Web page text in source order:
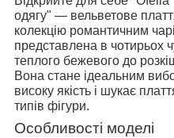
одягу" — вельветове
колекцію романтичним
представлена в чотирьох
теплого бежевого до
Вона стане ідеальним
високу якість і шукає
типів фігури.
Особливості моделі